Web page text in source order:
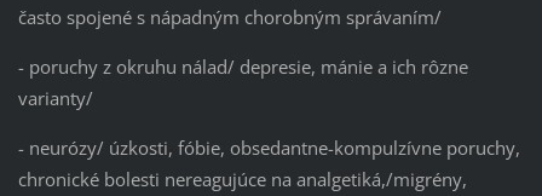
často spojené s nápadným chorobným správaním/
- poruchy z okruhu nálad/ depresie, mánie a ich rôzne
varianty/
- neurózy/ úzkosti, fóbie, obsedantne-kompulzívne poruchy,
chronické bolesti nereagujúce na analgetiká,/migrény,